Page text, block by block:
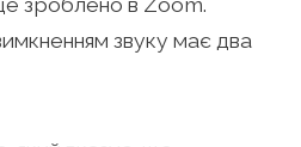
звуку має два